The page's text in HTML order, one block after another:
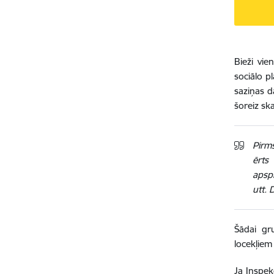
Bieži
sociālo
saziņas
šoreiz
ērts
utt.
Šādai
Ja